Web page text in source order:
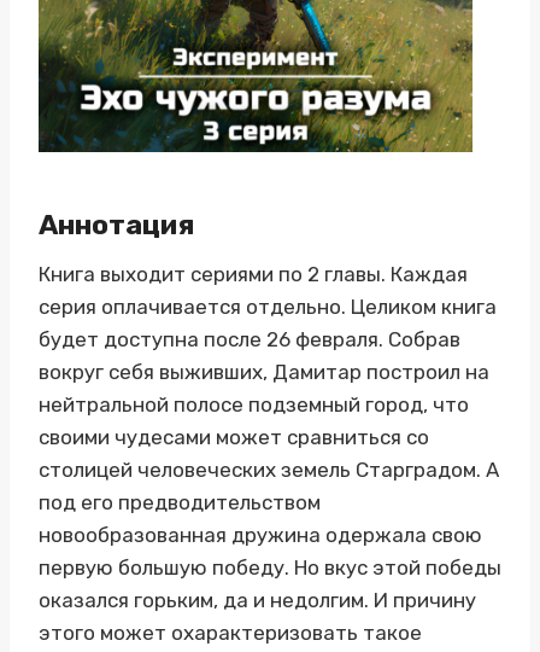
Аннотация
Книга выходит сериями по 2 главы. Каждая
серия оплачивается отдельно. Целиком книга
будет доступна после 26 февраля. Собрав
вокруг себя выживших, Дамитар построил на
нейтральной полосе подземный город, что
своими чудесами может сравниться со
столицей человеческих земель Старградом. А
под его предводительством
новообразованная дружина одержала свою
первую большую победу. Но вкус этой победы
оказался горьким, да и недолгим. И причину
этого может охарактеризовать такое